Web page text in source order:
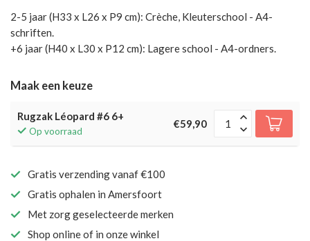
2-5 jaar (H33 x L26 x P9 cm): Crèche, Kleuterschool - A4-
schriften.
+6 jaar (H40 x L30 x P12 cm): Lagere school - A4-ordners.
Maak een keuze
Rugzak Léopard #6 6+
Op voorraad
€59,90
Gratis verzending vanaf €100
Gratis ophalen in Amersfoort
Met zorg geselecteerde merken
Shop online of in onze winkel